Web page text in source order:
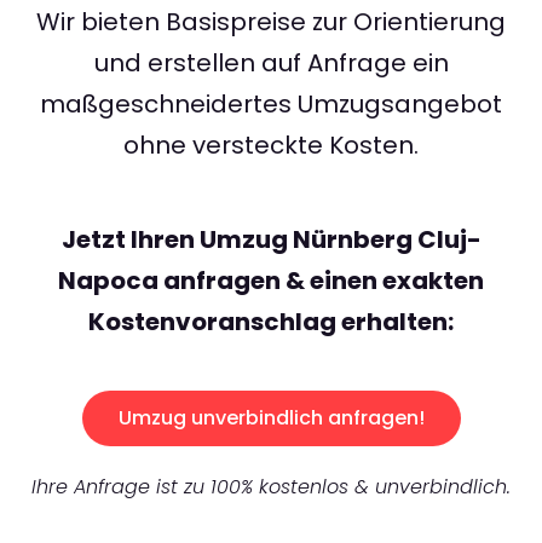
Wir bieten Basispreise zur Orientierung
und erstellen auf Anfrage ein
maßgeschneidertes Umzugsangebot
ohne versteckte Kosten.
Jetzt Ihren Umzug Nürnberg Cluj-
Napoca anfragen & einen exakten
Kostenvoranschlag erhalten:
Umzug unverbindlich anfragen!
Ihre Anfrage ist zu 100% kostenlos & unverbindlich.